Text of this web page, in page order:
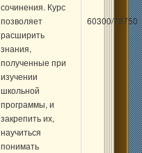
сочинения. Курс
позволяет
расширить
знания,
полученные при
изучении
школьной
программы, и
закрепить их,
научиться
понимать
60300/78750